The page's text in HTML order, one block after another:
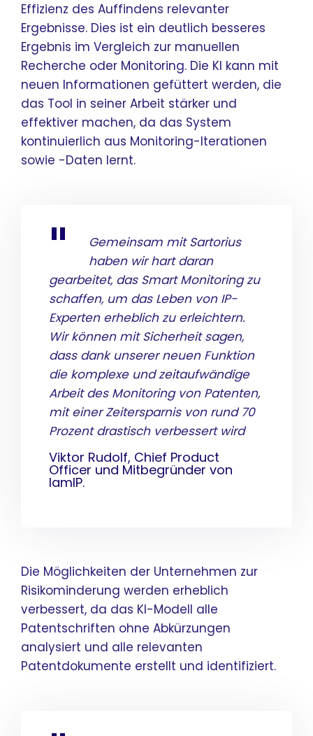
Effizienz des Auffindens relevanter
Ergebnisse. Dies ist ein deutlich besseres
Ergebnis im Vergleich zur manuellen
Recherche oder Monitoring. Die KI kann mit
neuen Informationen gefüttert werden, die
das Tool in seiner Arbeit stärker und
effektiver machen, da das System
kontinuierlich aus Monitoring-Iterationen
sowie -Daten lernt.
Gemeinsam mit Sartorius
haben wir hart daran
gearbeitet, das Smart Monitoring zu
schaffen, um das Leben von IP-
Experten erheblich zu erleichtern.
Wir können mit Sicherheit sagen,
dass dank unserer neuen Funktion
die komplexe und zeitaufwändige
Arbeit des Monitoring von Patenten,
mit einer Zeitersparnis von rund 70
Prozent drastisch verbessert wird
Viktor Rudolf, Chief Product
Officer und Mitbegründer von
IamIP.
Die Möglichkeiten der Unternehmen zur
Risikominderung werden erheblich
verbessert, da das KI-Modell alle
Patentschriften ohne Abkürzungen
analysiert und alle relevanten
Patentdokumente erstellt und identifiziert.